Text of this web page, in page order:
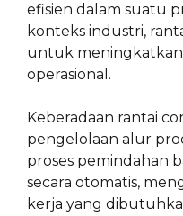
efisien dalam suatu
konteks industri,
untuk meningkatkan
operasional.
Keberadaan rantai
pengelolaan alur
proses pemindahan
secara otomatis,
kerja yang